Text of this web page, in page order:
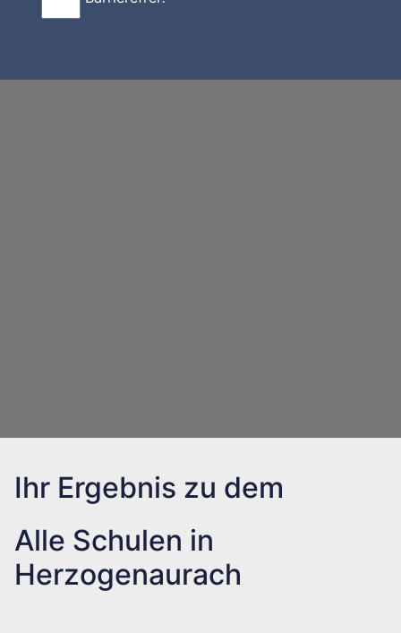
Ihr Ergebnis zu dem
Alle Schulen in
Herzogenaurach